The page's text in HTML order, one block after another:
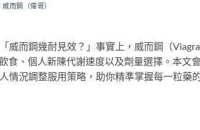
威而鋼（偉哥）
威而鋼幾耐見效？」事實上，威而鋼（Viagra
食、個人新陳代謝速度以及劑量選擇。本文
情況調整服用策略，助你精準掌握每一粒藥